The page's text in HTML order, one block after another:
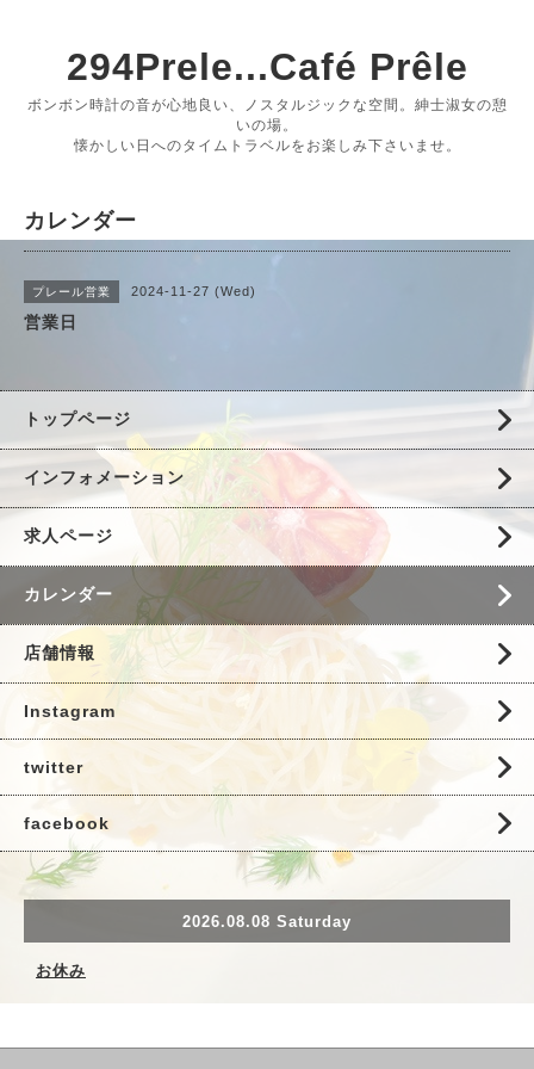
294Prele...Café Prêle
ボンボン時計の音が心地良い、ノスタルジックな空間。紳士淑女の憩
いの場。
懐かしい日へのタイムトラベルをお楽しみ下さいませ。
カレンダー
プレール営業 2024-11-27 (Wed)
営業日
トップページ
インフォメーション
求人ページ
カレンダー
店舗情報
Instagram
twitter
facebook
2026.08.08 Saturday
お休み